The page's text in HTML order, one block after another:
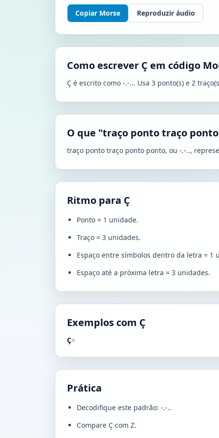
Copiar Morse Reproduzir áudio
Como escrever Ç em código
Ç é escrito como -.-... Usa 3 ponto(s) e 2
O que "traço ponto traço
traço ponto traço ponto ponto, ou -.-..,
Ritmo para Ç
Ponto = 1 unidade.
Traço = 3 unidades.
Espaço entre símbolos dentro da letra = 1
Espaço até a próxima letra = 3 unidades.
Exemplos com Ç
Ç=
Prática
Decodifique este padrão: -.-..
Compare Ç com Z.